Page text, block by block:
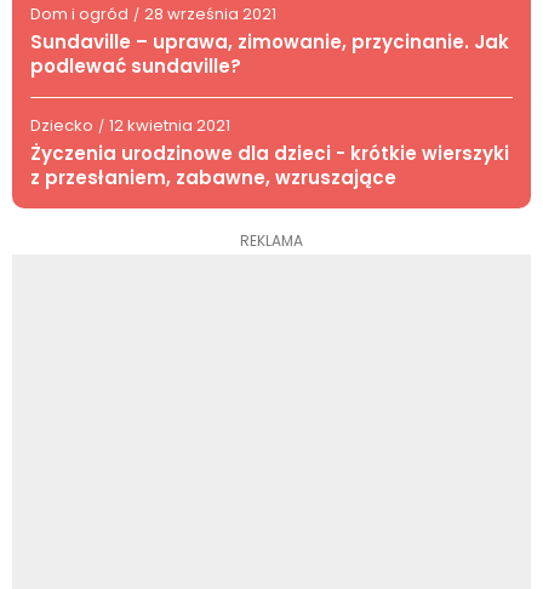
Dom i ogród / 28 września 2021
Sundaville – uprawa, zimowanie, przycinanie. Jak
podlewać sundaville?
Dziecko / 12 kwietnia 2021
Życzenia urodzinowe dla dzieci - krótkie wierszyki
z przesłaniem, zabawne, wzruszające
REKLAMA